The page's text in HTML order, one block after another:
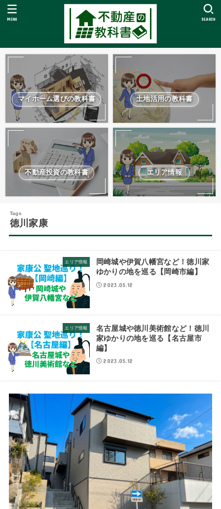
SEARCH
MENU
マイホーム選びの教科書 土地活用の教科書
不動産投資の教科書 エリア情報
徳川家康
エリア情報
岡崎城や伊賀八幡宮など！徳川家
ゆかりの地を巡る【岡崎市編】
2023.05.12
エリア情報
名古屋城や徳川美術館など！徳川
家ゆかりの地を巡る【名古屋市
編】
2023.05.12